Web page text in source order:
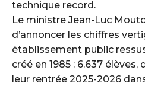
technique record.
Le ministre Jean-Luc
d’annoncer les chiffres
établissement public
créé en 1985 : 6.637 élèves,
leur rentrée 2025-2026